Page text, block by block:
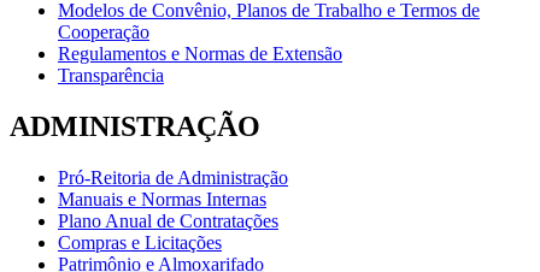
Modelos de Convênio, Planos de Trabalho e Termos de
Cooperação
Regulamentos e Normas de Extensão
Transparência
ADMINISTRAÇÃO
Pró-Reitoria de Administração
Manuais e Normas Internas
Plano Anual de Contratações
Compras e Licitações
Patrimônio e Almoxarifado